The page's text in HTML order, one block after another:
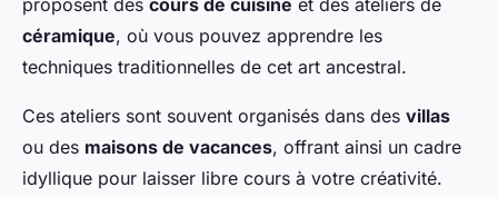
proposent des cours de cuisine et des ateliers de
céramique, où vous pouvez apprendre les
techniques traditionnelles de cet art ancestral.
Ces ateliers sont souvent organisés dans des villas
ou des maisons de vacances, offrant ainsi un cadre
idyllique pour laisser libre cours à votre créativité.